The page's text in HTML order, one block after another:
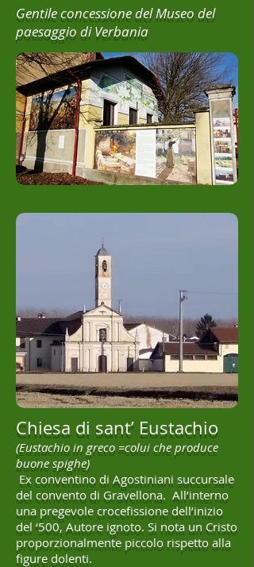
Gentile concessione del Museo del
paesaggio di Verbania
Chiesa di sant’ Eustachio
(Eustachio in greco =colui che produce
buone spighe)
Ex conventino di Agostiniani succursale
del convento di Gravellona. All’interno
una pregevole crocefissione dell’inizio
del ‘500, Autore ignoto. Si nota un Cristo
proporzionalmente piccolo rispetto alla
figure dolenti.